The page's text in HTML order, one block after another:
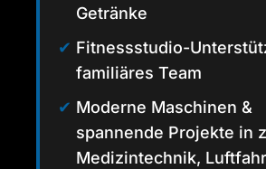
Getränke
✔ Fitnessstudio-
familiäres Team
✔ Moderne Maschinen &
spannende Projekte in
Medizintechnik,